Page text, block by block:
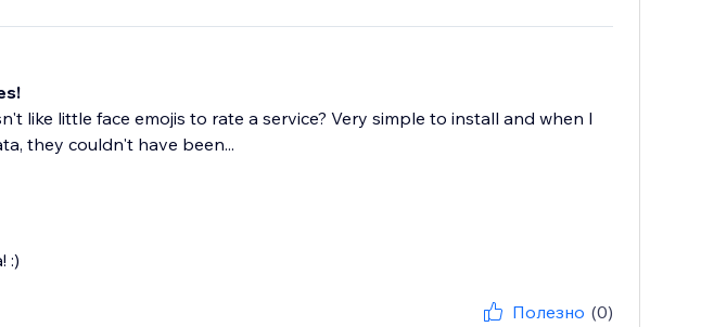
like little face emojis to rate a service? Very simple to install and when I
they couldn't have been...
:)
Полезно (0)